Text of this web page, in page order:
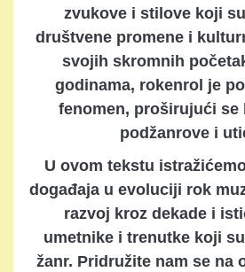
zvukove i stilove koji
društvene promene i
svojih skromnih
godinama, rokenrol je
fenomen, proširujući se
podžanrove i
U ovom tekstu
događaja u evoluciji rok
razvoj kroz dekade i
umetnike i trenutke koji
žanr. Pridružite nam se na